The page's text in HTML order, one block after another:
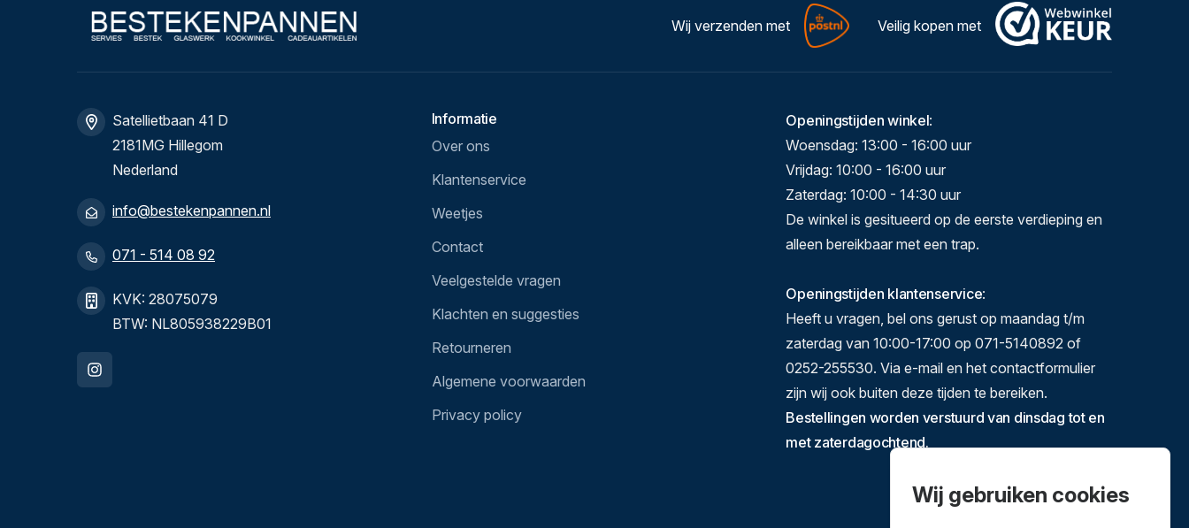
Wij verzenden met Veilig kopen met
Satellietbaan 41 D
2181MG Hillegom
Nederland
info@bestekenpannen.nl
071 - 514 08 92
KVK: 28075079
BTW: NL805938229B01
Informatie
Over ons
Klantenservice
Weetjes
Contact
Veelgestelde vragen
Klachten en suggesties
Retourneren
Algemene voorwaarden
Privacy policy
Openingstijden winkel:
Woensdag: 13:00 - 16:00 uur
Vrijdag: 10:00 - 16:00 uur
Zaterdag: 10:00 - 14:30 uur
De winkel is gesitueerd op de eerste verdieping en
alleen bereikbaar met een trap.
Openingstijden klantenservice:
Heeft u vragen, bel ons gerust op maandag t/m
zaterdag van 10:00-17:00 op 071-5140892 of
0252-255530. Via e-mail en het contactformulier
zijn wij ook buiten deze tijden te bereiken.
Bestellingen worden verstuurd van dinsdag tot en
met zaterdagochtend.
Wij gebruiken cookies